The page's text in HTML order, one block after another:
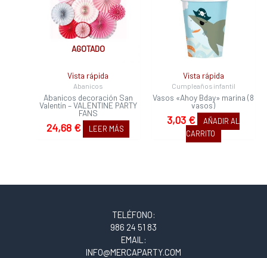
AGOTADO
Vista rápida
Abanicos
Abanicos decoración San
Valentín – VALENTINE PARTY
FANS
24,68 € LEER MÁS
Vista rápida
Cumpleaños infantil
Vasos «Ahoy Bday» marina (8
vasos)
3,03 €
AÑADIR AL
CARRITO
TELÉFONO:
986 24 51 83
EMAIL:
INFO@MERCAPARTY.COM